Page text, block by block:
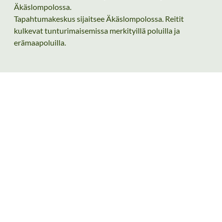
Äkäslompolossa.
Tapahtumakeskus sijaitsee Äkäslompolossa. Reitit
kulkevat tunturimaisemissa merkityillä poluilla ja
erämaapoluilla.